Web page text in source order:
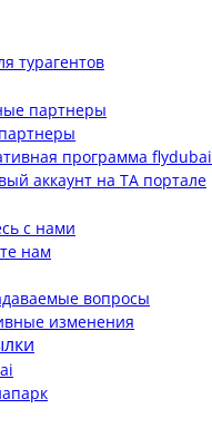
турагентов
партнеры
программа flydubai
аккаунт на TA портале
с нами
нам
вопросы
изменения